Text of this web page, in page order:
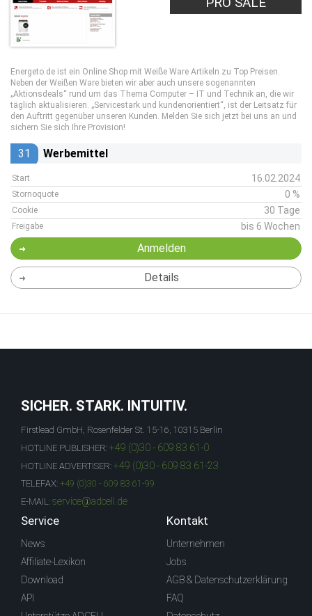
Energeto.de ist ein Online Shop mit Weiße Ware Artikeln zu Top Preisen.
Neben der Weißen Ware bieten wir aber auch unsere sogenannten
„Aktionsdeals“ rund um das Thema Computer – IT und Technik an, die wir
täglich aktualisieren. „Servicestark und kundenorientiert“, ist der Leitsatz für
den Auftritt gegenüber unseren Kunden. Melden Sie sich jetzt bei uns an und
sichern Sie sich Ihre Provision!
31 Werbemittel
Start 16.02.2024
Stornoquote 0 %
Cookie 30 Tage
Freigabe bis 6 Wochen
Anmelden
Details
SICHER. STARK. INTUITIV.
Firstlead GmbH, Rosenfelder St. 15-16, 10315 Berlin
HOTLINE PUBLISHER: +49 (0)30 - 609 83 61-0
HOTLINE ADVERTISER: +49 (0)30 - 609 83 61-23
TELEFAX: +49 (0)30 - 609 83 61-99
E-MAIL: service@adcell.de
Service
News
Affiliate-Lexikon
Download
API
Kontakt
Unternehmen
Jobs
AGB & Datenschutzerklärung
FAQ